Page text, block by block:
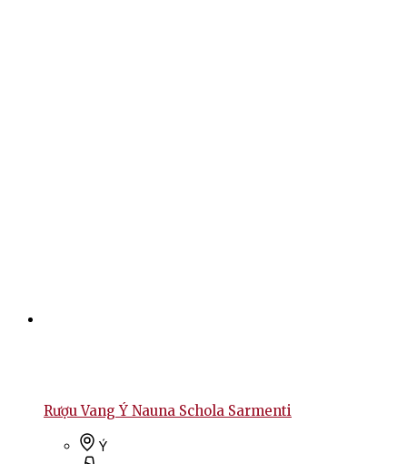
Rượu Vang Ý Nauna Schola Sarmenti
Ý